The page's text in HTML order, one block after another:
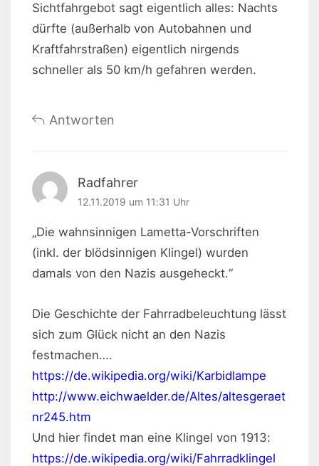
Sichtfahrgebot sagt eigentlich alles: Nachts
dürfte (außerhalb von Autobahnen und
Kraftfahrstraßen) eigentlich nirgends
schneller als 50 km/h gefahren werden.
Antworten
Radfahrer
12.11.2019 um 11:31 Uhr
„Die wahnsinnigen Lametta-Vorschriften
(inkl. der blödsinnigen Klingel) wurden
damals von den Nazis ausgeheckt.“
Die Geschichte der Fahrradbeleuchtung lässt
sich zum Glück nicht an den Nazis
festmachen….
https://de.wikipedia.org/wiki/Karbidlampe
http://www.eichwaelder.de/Altes/altesgeraet
nr245.htm
Und hier findet man eine Klingel von 1913:
https://de.wikipedia.org/wiki/Fahrradklingel